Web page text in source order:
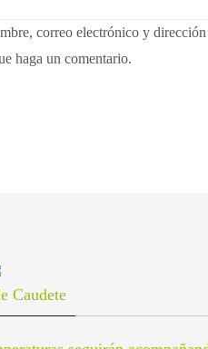
correo electrónico y
haga un comentario.
Caudete